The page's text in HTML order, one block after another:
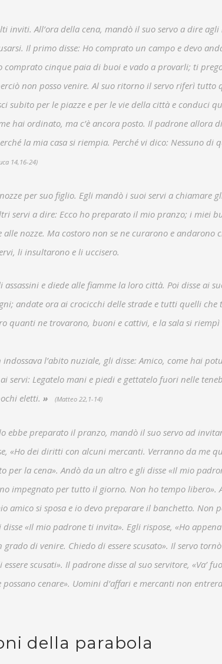
inviti. All’ora della cena, mandò il suo servo a dire
Il primo disse: Ho comprato un campo e devo
cinque paia di buoi e vado a provarli; ti
non posso venire. Al suo ritorno il servo riferì tutto
subito per le piazze e per le vie della città e conduci
hai ordinato, ma c’è ancora posto. Il padrone allora
la mia casa si riempia. Perché vi dico: Nessuno di
14,16-24)
per suo figlio. Egli mandò i suoi servi a chiamare
servi a dire: Ecco ho preparato il mio pranzo; i miei
nozze. Ma costoro non se ne curarono e andarono
li insultarono e li uccisero.
e diede alle fiamme la loro città. Poi disse ai
andate ora ai crocicchi delle strade e tutti quelli che
quanti ne trovarono, buoni e cattivi, e la sala si
l’abito nuziale, gli disse: Amico, come hai
servi: Legatelo mani e piedi e gettatelo fuori nelle
eletti. » (Matteo 22,1-14)
ebbe preparato il pranzo, mandò il suo servo ad
«Ho dei diritti con alcuni mercanti. Verranno da me
per la cena». Andò da un altro e gli disse «Il mio
impegnato per tutto il giorno. Non ho tempo libero».
amico si sposa e io devo preparare il banchetto. Non
«Il mio padrone ti invita». Egli rispose, «Ho
di venire. Chiedo di essere scusato». Il servo
scusati». Il padrone disse al suo servitore, «Va’
cenare». Uomini d’affari e mercanti non
della parabola